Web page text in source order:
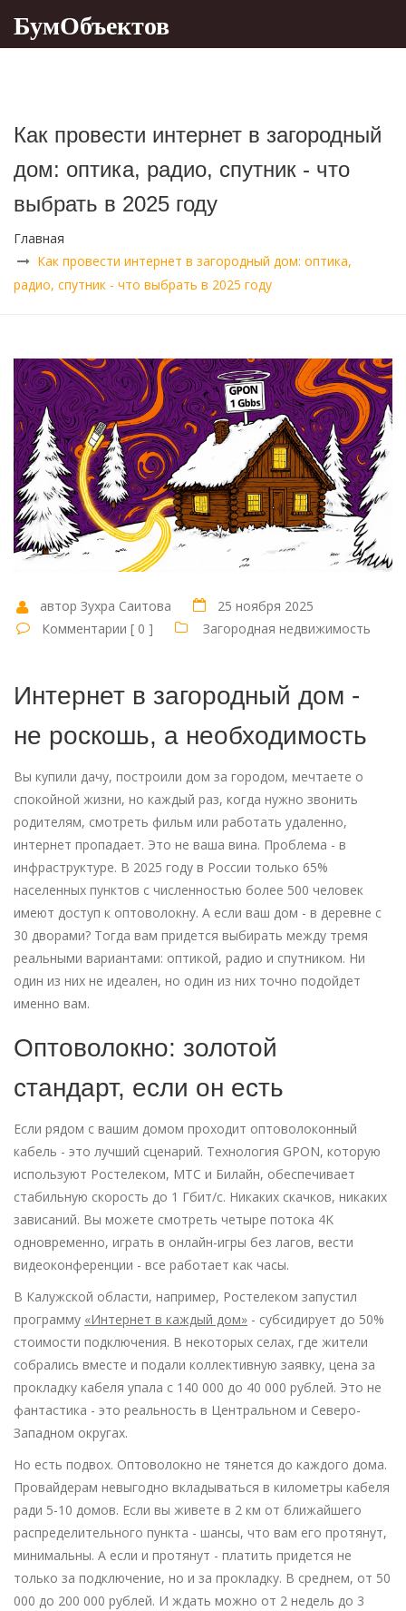
БумОбъектов
Как провести интернет в загородный
дом: оптика, радио, спутник - что
выбрать в 2025 году
Главная
Как провести интернет в загородный дом: оптика,
радио, спутник - что выбрать в 2025 году
автор Зухра Саитова
25 ноября 2025
Комментарии [ 0 ]
Загородная недвижимость
Интернет в загородный дом -
не роскошь, а необходимость
Вы купили дачу, построили дом за городом, мечтаете о
спокойной жизни, но каждый раз, когда нужно звонить
родителям, смотреть фильм или работать удаленно,
интернет пропадает. Это не ваша вина. Проблема - в
инфраструктуре. В 2025 году в России только 65%
населенных пунктов с численностью более 500 человек
имеют доступ к оптоволокну. А если ваш дом - в деревне с
30 дворами? Тогда вам придется выбирать между тремя
реальными вариантами: оптикой, радио и спутником. Ни
один из них не идеален, но один из них точно подойдет
именно вам.
Оптоволокно: золотой
стандарт, если он есть
Если рядом с вашим домом проходит оптоволоконный
кабель - это лучший сценарий. Технология GPON, которую
используют Ростелеком, МТС и Билайн, обеспечивает
стабильную скорость до 1 Гбит/с. Никаких скачков, никаких
зависаний. Вы можете смотреть четыре потока 4K
одновременно, играть в онлайн-игры без лагов, вести
видеоконференции - все работает как часы.
В Калужской области, например, Ростелеком запустил
программу «Интернет в каждый дом» - субсидирует до 50%
стоимости подключения. В некоторых селах, где жители
собрались вместе и подали коллективную заявку, цена за
прокладку кабеля упала с 140 000 до 40 000 рублей. Это не
фантастика - это реальность в Центральном и Северо-
Западном округах.
Но есть подвох. Оптоволокно не тянется до каждого дома.
Провайдерам невыгодно вкладываться в километры кабеля
ради 5-10 домов. Если вы живете в 2 км от ближайшего
распределительного пункта - шансы, что вам его протянут,
минимальны. А если и протянут - платить придется не
только за подключение, но и за прокладку. В среднем, от 50
000 до 200 000 рублей. И ждать можно от 2 недель до 3